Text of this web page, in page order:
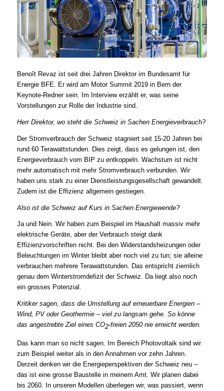
Benoît Revaz ist seit drei Jahren Direktor im Bundesamt für
Energie BFE. Er wird am Motor Summit 2019 in Bern der
Keynote-Redner sein. Im Interview erzählt er, was seine
Vorstellungen zur Rolle der Industrie sind.
Herr Direktor, wo steht die Schweiz in Sachen Energieverbrauch?
Der Stromverbrauch der Schweiz stagniert seit 15-20 Jahren bei
rund 60 Terawattstunden. Dies zeigt, dass es gelungen ist, den
Energieverbrauch vom BIP zu entkoppeln. Wachstum ist nicht
mehr automatisch mit mehr Stromverbrauch verbunden. Wir
haben uns stark zu einer Dienstleistungsgesellschaft gewandelt.
Zudem ist die Effizienz allgemein gestiegen.
Also ist die Schweiz auf Kurs in Sachen Energiewende?
Ja und Nein. Wir haben zum Beispiel im Haushalt massiv mehr
elektrische Geräte, aber der Verbrauch steigt dank
Effizienzvorschriften nicht. Bei den Widerstandsheizungen oder
Beleuchtungen im Winter bleibt aber noch viel zu tun; sie alleine
verbrauchen mehrere Terawattstunden. Das entspricht ziemlich
genau dem Winterstromdefizit der Schweiz. Da liegt also noch
ein grosses Potenzial.
Kritiker sagen, dass die Umstellung auf erneuerbare Energien –
Wind, PV oder Geothermie – viel zu langsam gehe. So könne
das angestrebte Ziel eines CO2-freien 2050 nie erreicht werden.
Das kann man so nicht sagen. Im Bereich Photovoltaik sind wir
zum Beispiel weiter als in den Annahmen vor zehn Jahren.
Derzeit denken wir die Energieperspektiven der Schweiz neu –
das ist eine grosse Baustelle in meinem Amt. Wir planen dabei
bis 2060. In unseren Modellen überlegen wir, was passiert, wenn